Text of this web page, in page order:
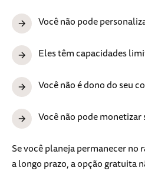
Você não pode
Eles têm capacidades
Você não é dono do seu
Você não pode monetizar
Se você planeja permanecer no
a longo prazo, a opção gratuita